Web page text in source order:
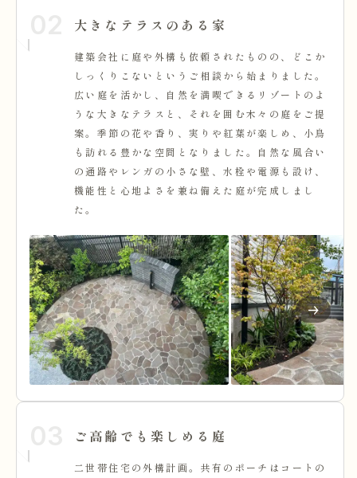
大きなテラスのある家
建築会社に庭や外構も依頼されたものの、どこか
しっくりこないというご相談から始まりました。
広い庭を活かし、自然を満喫できるリゾートのよ
うな大きなテラスと、それを囲む木々の庭をご提
案。季節の花や香り、実りや紅葉が楽しめ、小鳥
も訪れる豊かな空間となりました。自然な風合い
の通路やレンガの小さな壁、水栓や電源も設け、
機能性と心地よさを兼ね備えた庭が完成しまし
た。
ご高齢でも楽しめる庭
二世帯住宅の外構計画。共有のポーチはコートの